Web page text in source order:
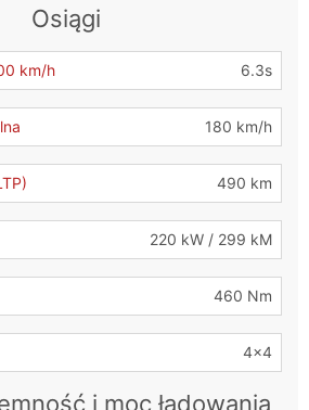
Osiągi
km/h 6.3s
180 km/h
490 km
220 kW / 299 kM
460 Nm
4x4
i moc ładowania